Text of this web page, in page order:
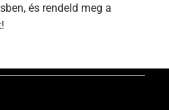
és rendeld meg a